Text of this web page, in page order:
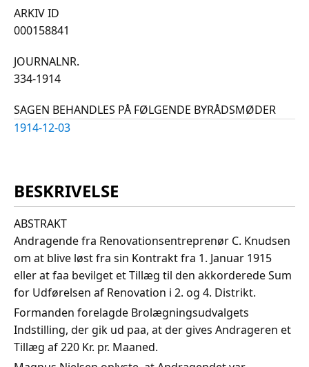
ARKIV ID
000158841
JOURNALNR.
334-1914
SAGEN BEHANDLES PÅ FØLGENDE BYRÅDSMØDER
1914-12-03
BESKRIVELSE
ABSTRAKT
Andragende fra Renovationsentreprenør C. Knudsen
om at blive løst fra sin Kontrakt fra 1. Januar 1915
eller at faa bevilget et Tillæg til den akkorderede Sum
for Udførelsen af Renovation i 2. og 4. Distrikt.
Formanden forelagde Brolægningsudvalgets
Indstilling, der gik ud paa, at der gives Andrageren et
Tillæg af 220 Kr. pr. Maaned.